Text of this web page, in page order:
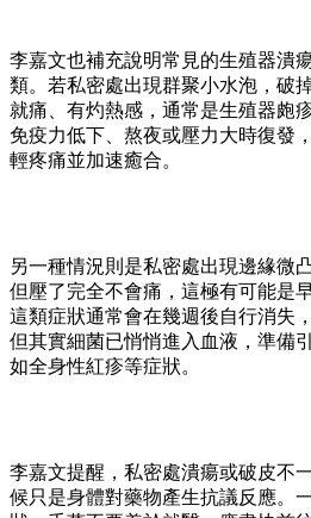
李嘉文也補充說明常見的生殖器潰
類。若私密處出現群聚小水泡，破
就痛、有灼熱感，通常是生殖器皰
免疫力低下、熬夜或壓力大時復發
輕疼痛並加速癒合。
另一種情況則是私密處出現邊緣微
但壓了完全不會痛，這極有可能是
這類症狀通常會在幾週後自行消失
但其實細菌已悄悄進入血液，準備
如全身性紅疹等症狀。
李嘉文提醒，私密處潰瘍或破皮不
候只是身體對藥物產生抗議反應。